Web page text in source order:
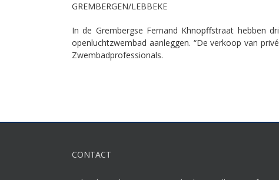
GREMBERGEN/LEBBEKE
In de Grembergse Fernand Khnopffstraat hebben
openluchtzwembad aanleggen. “De verkoop van
Zwembadprofessionals.
CONTACT